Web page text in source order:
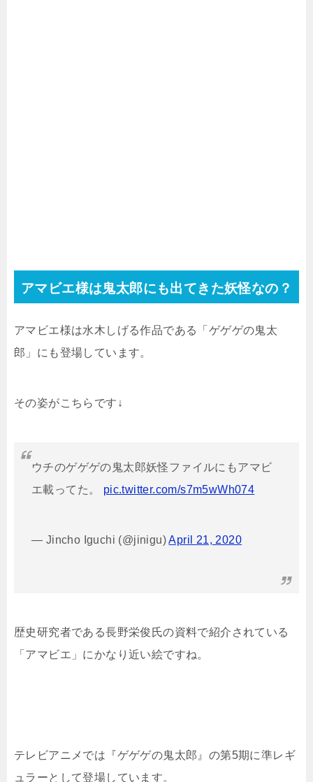
アマビエ様は鬼太郎にも出てきた妖怪なの？
アマビエ様は水木しげる作品である「ゲゲゲの鬼太
郎」にも登場しています。
その姿がこちらです↓
ウチのゲゲゲの鬼太郎妖怪ファイルにもアマビ
エ載ってた。 pic.twitter.com/s7m5wWh074
— Jincho Iguchi (@jinigu)April 21, 2020
歴史研究者である長野栄俊氏の資料で紹介されている
「アマビエ」にかなり近い絵ですね。
テレビアニメでは『ゲゲゲの鬼太郎』の第5期に準レギ
ュラーとして登場しています。